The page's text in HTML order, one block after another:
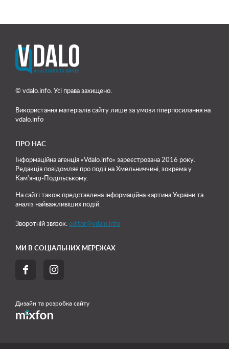
© vdalo.info. Усі права захищено.
Використання матеріалів сайту лише за умови гіперпосилання на
vdalo.info
ПРО НАС
Інформаційна агенція «Vdalo.info» зареєстрована 2016 року.
Редакція повідомляє про події на Хмельниччині, зокрема у
Кам'янці-Подільському.
На сайті також представлена інформаційна картина України та
аналіз найважливіших подій.
Зворотній звязок: editor@vdalo.info
МИ В СОЦІАЛЬНИХ МЕРЕЖАХ
 
Дизайн та розробка сайту